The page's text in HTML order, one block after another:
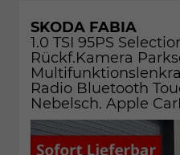
SKODA FABIA
1.0 TSI 95PS
Rückf.Kamera
Radio Bluetooth
Nebelsch. Apple